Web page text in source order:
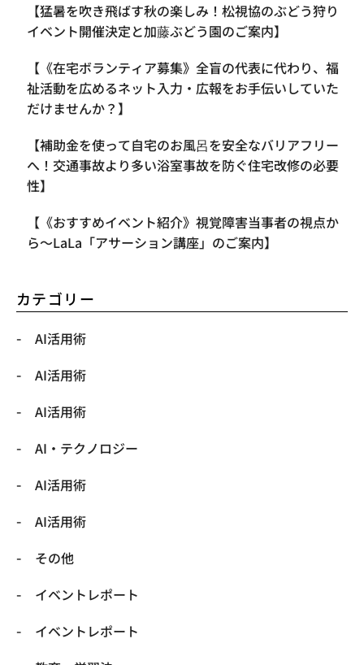
【​猛暑を吹き飛ばす秋の楽しみ！松視協のぶどう狩り
イベント開催決定と加藤ぶどう園のご案内】
【《在宅ボランティア募集》全盲の代表に代わり、福
祉活動を広めるネット入力・広報をお手伝いしていた
だけませんか？】
【補助金を使って自宅のお風呂を安全なバリアフリー
へ！交通事故より多い浴室事故を防ぐ住宅改修の必要
性】
【《おすすめイベント紹介》視覚障害当事者の視点か
ら〜LaLa「アサーション講座」のご案内】
カテゴリー
AI活用術
AI活用術
AI活用術
​AI・テクノロジー
​AI活用術
​AI活用術
​その他
​イベントレポート
​イベントレポート